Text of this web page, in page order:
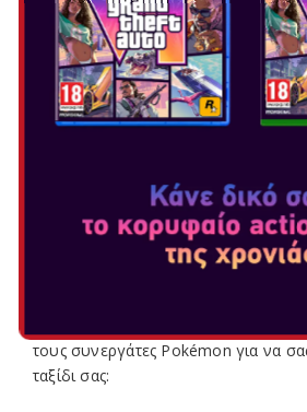
Legends: Z-A, που έρχεται στο
τέλη του 2025 (16/10/2025).
ξετυλίξτε τα μυστικά της και
ποτέ άλλοτε!
Ένα σχέδιο αστικής ανάπλασης
Lumiose City! Ο στόχος: να
τα Pokémon και οι άνθρωποι
τους συνεργάτες Pokémon για να
ταξίδι σας: